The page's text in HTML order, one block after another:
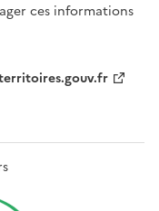
ces informations